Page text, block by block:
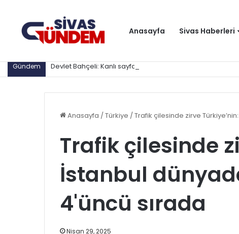
Anasayfa Sivas Haberleri
Gündem Devlet Bahçeli: Kanlı sayfa kapanıyor, PKK tarihe karışıyor
Anasayfa /Türkiye /Trafik çilesinde zirve
Trafik çilesinde
İstanbul
4'üncü sırada
Nisan 29, 2025